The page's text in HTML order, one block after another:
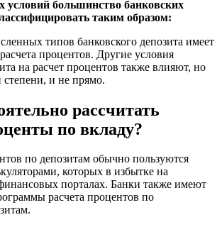
условий большинство банковских
таким образом:
типов банковского депозита имеет
процентов. Другие условия
на расчет процентов также влияют, но
и не прямо.
рассчитать
по вкладу?
по депозитам обычно пользуются
которых в избытке на
порталах. Банки также имеют
расчета процентов по